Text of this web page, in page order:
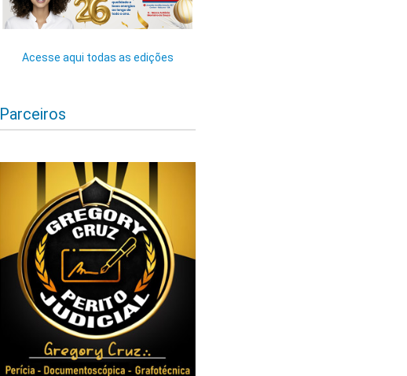
Acesse aqui todas as edições
Parceiros